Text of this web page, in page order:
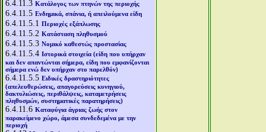
6.4.11.3 Κατάλογος των πτηνών της περιοχής
6.4.11.5 Ενδημικά, σπάνια, ή απειλούμενα είδη
6.4.11.5.1 Περιοχές εξάπλωσης
6.4.11.5.2 Κατάσταση πληθυσμού
6.4.11.5.3 Νομικό καθεστώς προστασίας
6.4.11.5.4 Ιστορικά στοιχεία (είδη που υπήρχαν
και δεν απαντώνται σήμερα, είδη που εμφανίζονται
σήμερα ενώ δεν υπήρχαν στο παρελθόν)
6.4.11.5.5 Ειδικές δραστηριότητες
(απελευθερώσεις, απαγορεύσεις κυνηγιού,
δακτυλιώσεις, περιθάλψεις, καταμετρήσεις
πληθυσμών, συστηματικές παρατηρήσεις)
6.4.11.6 Καταφύγια άγριας ζωής στον
παρακείμενο χώρο, άμεσα συνδεδεμένα με την
περιοχή